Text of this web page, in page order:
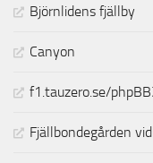
Björnlidens fjällby
Canyon
f1.tauzero.se/
Fjällbondegården